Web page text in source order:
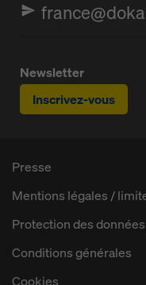
Newsletter
Inscrivez-vous
Presse
Mentions légales /
Protection des données
Conditions générales
Cookies